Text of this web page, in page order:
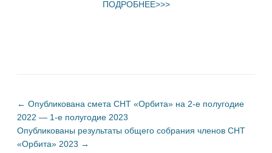
ПОДРОБНЕЕ>>>
← Опубликована смета СНТ «Орбита» на 2-е полугодие
2022 — 1-е полугодие 2023
Опубликованы результаты общего собрания членов СНТ
«Орбита» 2023 →